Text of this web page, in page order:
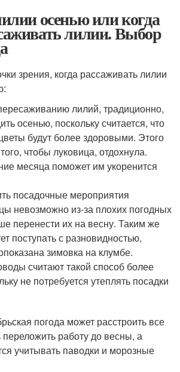
осенью или когда
лилии. Выбор
зрения, когда рассаживать лилии
лилий, традиционно,
осенью, поскольку считается, что
будут более здоровыми. Этого
чтобы луковица, отдохнула.
месяца поможет им укоренится
посадочные мероприятия
невозможно из-за плохих погодных
перенести их на весну. Таким же
поступать с разновидностью,
зимовка на клумбе.
считают такой способ более
не потребуется утеплять посадки
погода может расстроить все
переложить работу до весны, а
учитывать паводки и морозные